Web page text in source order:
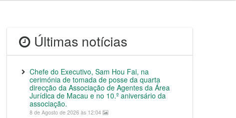
Últimas notícias
Chefe do Executivo, Sam Hou Fai, na
cerimónia de tomada de posse da quarta
direcção da Associação de Agentes da Área
Jurídica de Macau e no 10.º aniversário da
associação.
8 de Agosto de 2026 às 12:04